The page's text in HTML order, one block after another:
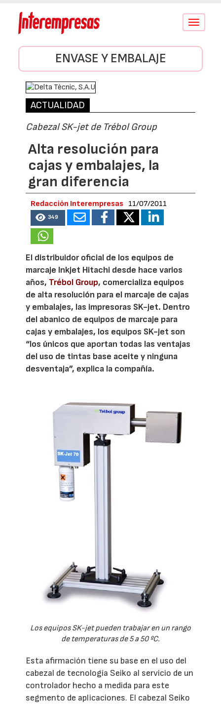
Conmutar
ENVASE Y EMBALAJE
ACTUALIDAD
Cabezal SK-jet de Trébol Group
Alta resolución para
cajas y embalajes, la
gran diferencia
Redacción Interempresas 11/07/2011
349
El distribuidor oficial de los equipos de
marcaje Inkjet Hitachi desde hace varios
años, Trébol Group, comercializa equipos
de alta resolución para el marcaje de cajas
y embalajes, las impresoras SK-jet. Dentro
del abanico de equipos de marcaje para
cajas y embalajes, los equipos SK-jet son
“los únicos que aportan todas las ventajas
del uso de tintas base aceite y ninguna
desventaja”, explica la compañía.
Los equipos SK-jet pueden trabajar en un rango
de temperaturas de 5 a 50 ºC.
Esta afirmación tiene su base en el uso del
cabezal de tecnología Seiko al servicio de un
controlador hecho a medida para este
segmento de aplicaciones. El cabezal Seiko